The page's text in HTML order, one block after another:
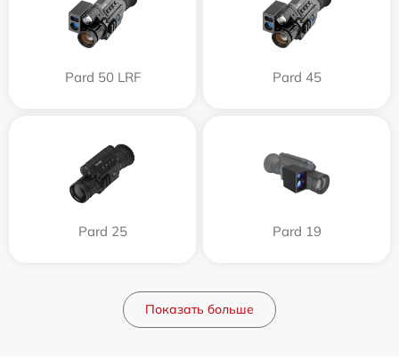
Pard 50 LRF Pard 45
Pard 25 Pard 19
Показать больше